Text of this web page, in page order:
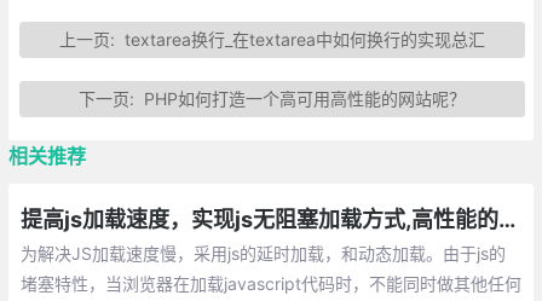
上一页: textarea换行_在textarea中如何换行的实现总汇
下一页: PHP如何打造一个高可用高性能的网站呢？
相关推荐
提高js加载速度，实现js无阻塞加载方式,高性能的加载执行JavaScript
为解决JS加载速度慢，采用js的延时加载，和动态加载。由于js的
堵塞特性，当浏览器在加载javascript代码时，不能同时做其他任何